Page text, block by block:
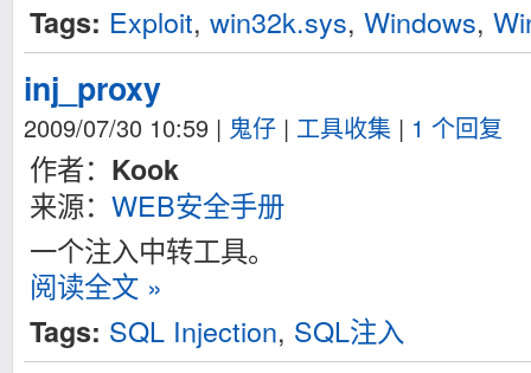
Tags: Exploit, win32k.sys, Windows,
inj_proxy
2009/07/30 10:59 | 鬼仔 | 工具收集 | 1 个回复
作者： Kook
来源： WEB安全手册
一个注入中转工具。
阅读全文 »
Tags: SQL Injection, SQL注入